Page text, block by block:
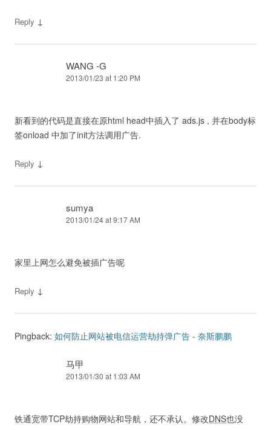
Reply ↓
WANG -G
2013/01/23 at 1:20 PM
新看到的代码是直接在原html head中插入了 ads.js , 并在body标
签onload 中加了init方法调用广告.
Reply ↓
sumya
2013/01/24 at 9:17 AM
家里上网怎么避免被插广告呢
Reply ↓
Pingback: 如何防止网站被电信运营劫持弹广告 - 奈斯鹏鹏
马甲
2013/01/30 at 1:03 AM
铁通宽带TCP劫持购物网站和导航，还不承认。修改DNS也没